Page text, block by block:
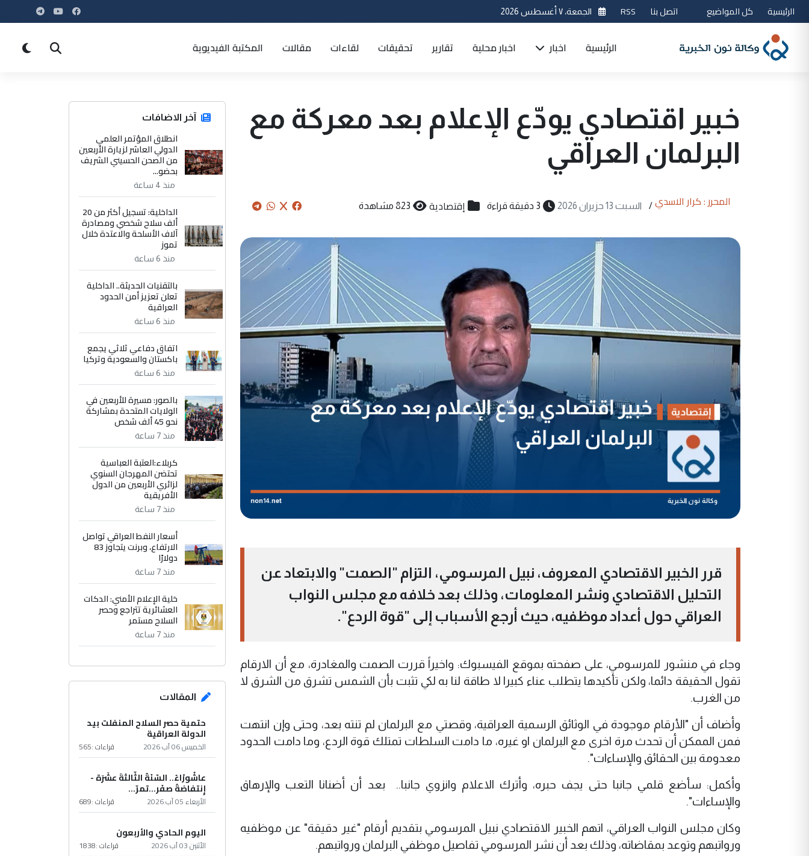
الرئيسية كل المواضيع اتصل بنا RSS الجمعة، ٧ أغسطس 2026
الرئيسية اخبار اخبار محلية تقارير تحقيقات لقاءات مقالات المكتبة الفيديوية
خبير اقتصادي يودّع الإعلام بعد معركة مع
البرلمان العراقي
المحرر : كرار الاسدي / السبت 13 حزيران 2026 3 دقيقة قراءة إقتصادية 823 مشاهدة
قرر الخبير الاقتصادي المعروف، نبيل المرسومي، التزام "الصمت" والابتعاد عن
التحليل الاقتصادي ونشر المعلومات، وذلك بعد خلافه مع مجلس النواب
العراقي حول أعداد موظفيه، حيث أرجع الأسباب إلى "قوة الردع".
وجاء في منشور للمرسومي، على صفحته بموقع الفيسبوك: واخيراً قررت الصمت والمغادرة، مع أن الارقام
تقول الحقيقة دائما، ولكن تأكيدها يتطلب عناء كبيرا لا طاقة لنا به لكي تثبت بأن الشمس تشرق من الشرق لا
من الغرب.
وأضاف أن "الأرقام موجودة في الوثائق الرسمية العراقية، وقصتي مع البرلمان لم تنته بعد، وحتى وإن انتهت
فمن الممكن أن تحدث مرة اخرى مع البرلمان او غيره، ما دامت السلطات تمتلك قوة الردع، وما دامت الحدود
معدومة بين الحقائق والإساءات".
وأكمل: سأضع قلمي جانبا حتى يجف حبره، وأترك الاعلام وانزوي جانبا.. بعد أن أضنانا التعب والإرهاق
والإساءات".
وكان مجلس النواب العراقي، اتهم الخبير الاقتصادي نبيل المرسومي بتقديم أرقام "غير دقيقة" عن موظفيه
ورواتبهم وتوعد بمقاضاته، وذلك بعد أن نشر المرسومي تفاصيل موظفي البرلمان ورواتبهم.
آخر الاضافات
انطلاق المؤتمر العلمي
الدولي العاشر لزيارة الأربعين
من الصحن الحسيني الشريف
بحضو...
منذ 4 ساعة
الداخلية: تسجيل أكثر من 20
ألف سلاح شخصي ومصادرة
آلاف الأسلحة والاعتدة خلال
تموز
منذ 6 ساعة
بالتقنيات الحديثة.. الداخلية
تعلن تعزيز أمن الحدود
العراقية
منذ 6 ساعة
اتفاق دفاعي ثلاثي يجمع
باكستان والسعودية وتركيا
منذ 6 ساعة
بالصور: مسيرة للأربعين في
الولايات المتحدة بمشاركة
نحو 45 ألف شخص
منذ 7 ساعة
كربلاء:العتبة العباسية
تحتضن المهرجان السنوي
لزائري الأربعين من الدول
الأفريقية
منذ 7 ساعة
أسعار النفط العراقي تواصل
الارتفاع، وبرنت يتجاوز 83
دولارًا
منذ 7 ساعة
خلية الإعلام الأمني: الدكات
العشائرية تتراجع وحصر
السلاح مستمر
منذ 7 ساعة
المقالات
حتمية حصر السلاح المنفلت بيد
الدولة العراقية
الخميس 06 آب 2026 قراءات :565
عاشُورْاءُ.. السّنَةُ الثّالثةَ عشَرَة -
إِنتفاضةُ صفَر…تمرّ...
الأربعاء 05 آب 2026 قراءات :689
اليوم الحادي والأربعون
الأثنين 03 آب 2026 قراءات :1838